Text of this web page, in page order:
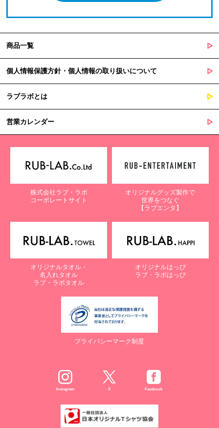
商品一覧
個人情報保護方針・個人情報の取り扱いについて
ラブラボとは
営業カレンダー
株式会社ラブ・ラボ
コーポレートサイト
オリジナルグッズ製作で
世界をつなぐ
【ラブエンタ】
オリジナルタオル・
名入れタオル
ラブ・ラボタオル
オリジナルはっぴ
ラブ・ラボはっぴ
プライバシーマーク制度
Instagram X Facebook